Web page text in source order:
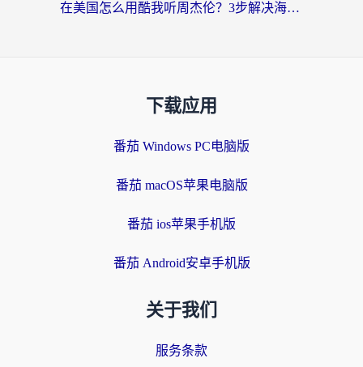
在美国怎么用酷我听周杰伦？3步解决海外听歌地域限制，附QQ音乐网易云通用技巧
下载应用
番茄 Windows PC电脑版
番茄 macOS苹果电脑版
番茄 ios苹果手机版
番茄 Android安卓手机版
关于我们
服务条款